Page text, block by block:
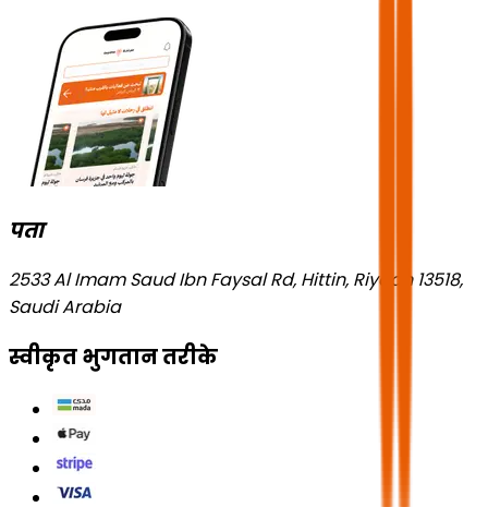
पता
2533 Al Imam Saud Ibn Faysal Rd, Hittin, Riyadh 13518,
Saudi Arabia
स्वीकृत भुगतान तरीके